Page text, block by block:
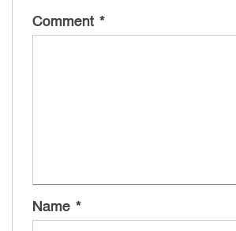
Comment *
Name *